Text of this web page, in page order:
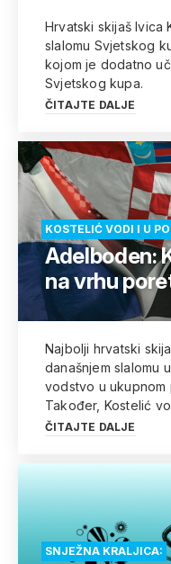
Hrvatski skijaš Ivica
slalomu Svjetskog
kojom je dodatno
Svjetskog kupa.
ČITAJTE DALJE
KOSTELIĆ VODI I U
Adelboden:
na vrhu
Najbolji hrvatski
današnjem slalomu
vodstvo u
Također, Kostelić
ČITAJTE DALJE
SNJEŽNA KRALJICA: